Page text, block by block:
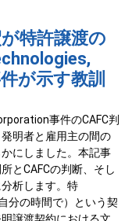
特許譲渡の
が示す教訓
事件のCAFC判
明者と雇用主の間の
にしました。本記事
とCAFCの判断、そし
析します。特
分の時間で）という契